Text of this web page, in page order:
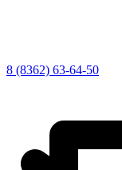
8 (8362) 63-64-50